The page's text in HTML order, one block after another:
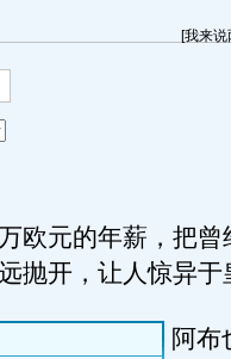
[我来说
元的年薪，把曾
抛开，让人惊异于
阿布